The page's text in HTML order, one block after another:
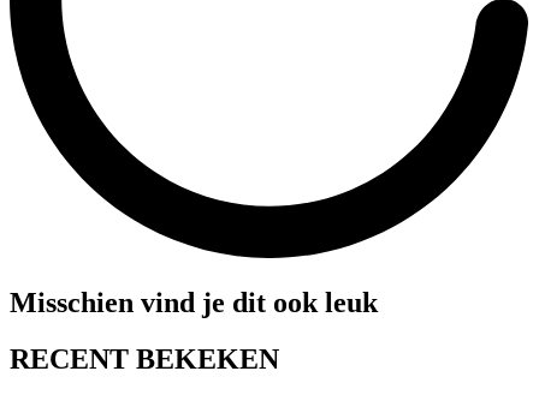
Misschien vind je dit ook leuk
RECENT BEKEKEN